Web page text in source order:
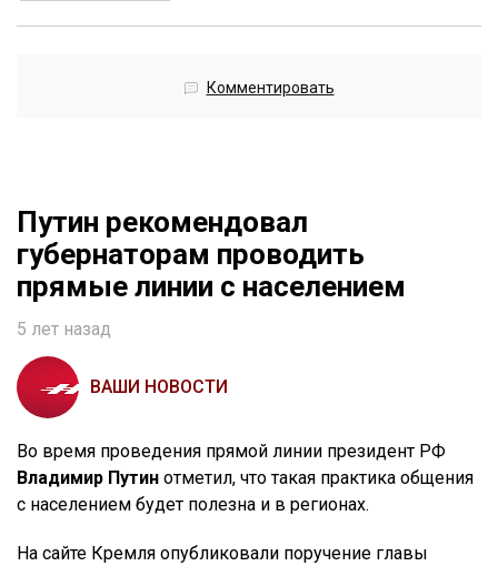
Комментировать
Путин рекомендовал
губернаторам проводить
прямые линии с населением
5 лет назад
ВАШИ НОВОСТИ
Во время проведения прямой линии президент РФ
Владимир Путин отметил, что такая практика общения
с населением будет полезна и в регионах.
На сайте Кремля опубликовали поручение главы